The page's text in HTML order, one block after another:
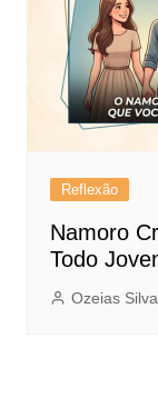
Reflexão
Namoro
Todo
Ozeias Silva